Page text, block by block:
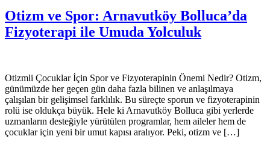
Otizm ve Spor: Arnavutköy Bolluca’da
Fizyoterapi ile Umuda Yolculuk
Otizmli Çocuklar İçin Spor ve Fizyoterapinin Önemi Nedir? Otizm,
günümüzde her geçen gün daha fazla bilinen ve anlaşılmaya
çalışılan bir gelişimsel farklılık. Bu süreçte sporun ve fizyoterapinin
rolü ise oldukça büyük. Hele ki Arnavutköy Bolluca gibi yerlerde
uzmanların desteğiyle yürütülen programlar, hem aileler hem de
çocuklar için yeni bir umut kapısı aralıyor. Peki, otizm ve […]